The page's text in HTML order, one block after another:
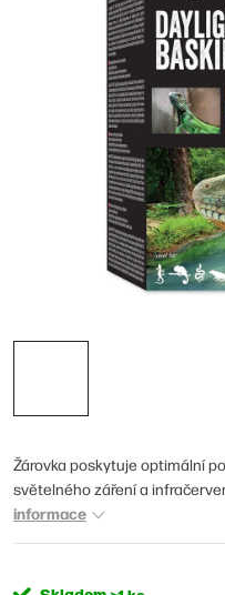
Žárovka poskytuje optimální
světelného záření a
informace